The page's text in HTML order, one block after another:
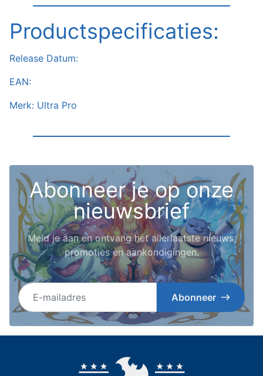
Productspecificaties:
Release Datum:
EAN:
Merk: Ultra Pro
Abonneer je op onze
nieuwsbrief
Meld je aan en ontvang het allerlaatste nieuws,
promoties en aankondigingen.
E-mailadres
Abonneer